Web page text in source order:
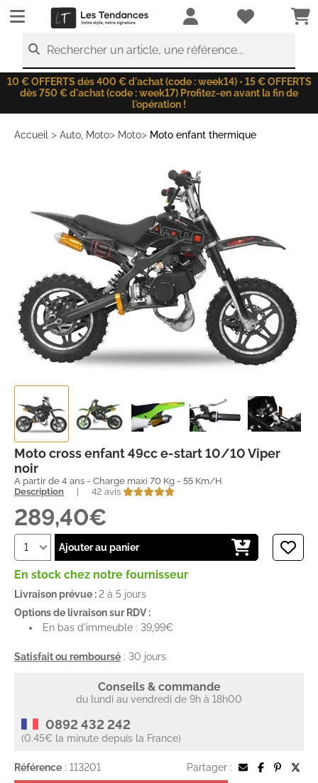
LesTendances.fr
Rechercher un article, une référence...
10 € OFFERTS dès 400 € d'achat (code : week14) • 15 € OFFERTS
dès 750 € d'achat (code : week17) Profitez-en avant la fin de
l'opération !
Accueil > Auto, Moto> Moto> Moto enfant thermique
Moto cross enfant 49cc e-start 10/10 Viper
noir
A partir de 4 ans - Charge maxi 70 Kg - 55 Km/H
Description
42 avis
289,40€
Ajouter au panier
En stock chez notre fournisseur
Livraison prévue :2 à 5 jours
Options de livraison sur RDV :
En bas d'immeuble : 39,99€
Satisfait ou remboursé : 30 jours
Conseils & commande
du lundi au vendredi de 9h à 18h00
0892 432 242
(0.45€ la minute depuis la France)
Référence : 113201 Partager :